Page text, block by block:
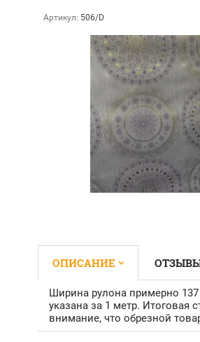
Артикул: 506/D
ОПИСАНИЕ
Ширина рулона примерно
указана за 1 метр.
внимание, что обрезной